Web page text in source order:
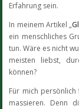
Erfahrung sein.
In meinem Artikel „
ein menschliches
tun. Wäre es nicht
meisten liebst,
können?
Für mich
massieren. Denn